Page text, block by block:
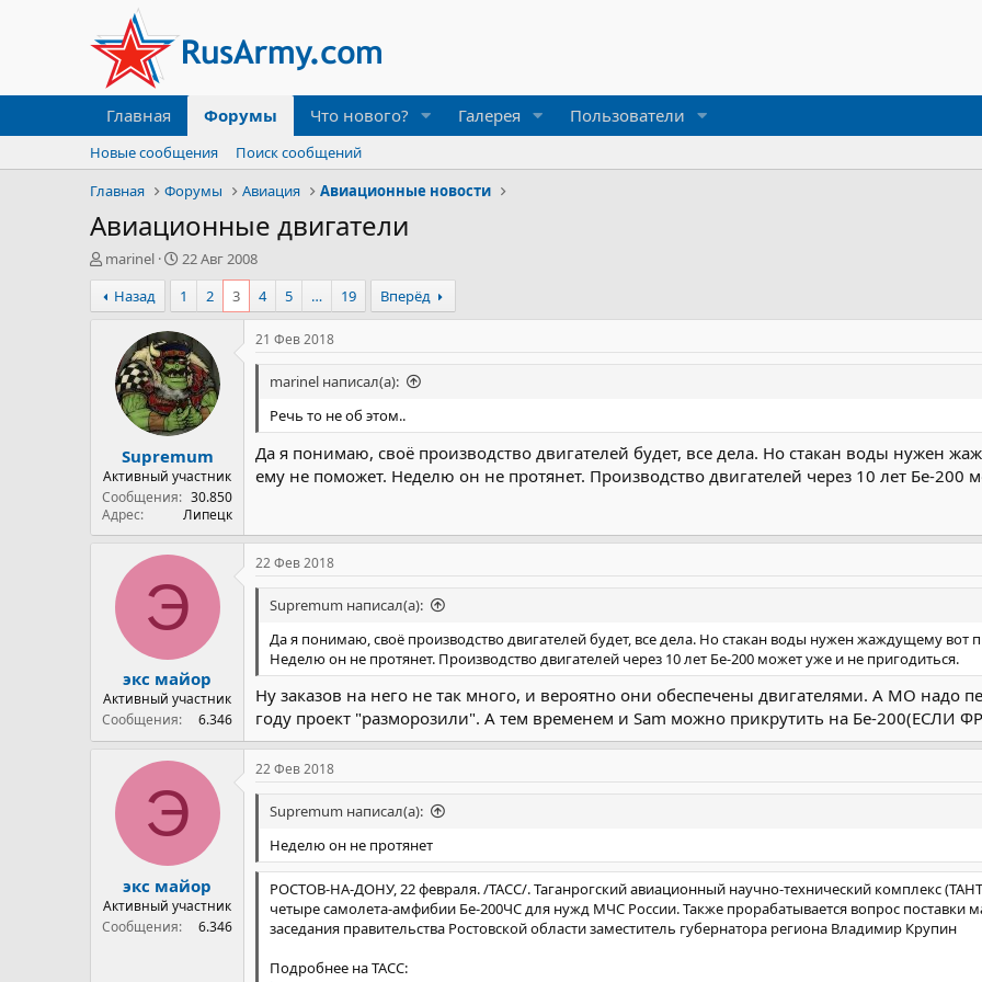
Главная Форумы Что нового? Галерея Пользователи
Новые сообщения
Поиск сообщений
Главная
Форумы Авиация Авиационные новости
Авиационные двигатели
А
в
т
о
marinel
Д
а
т
а
н
а
ч
а
л
а
22 Авг 2008
Назад
1 2 3 4 5 … 19 Вперёд
Supremum
Активный участник
Сообщения
30.850
Адрес
Липецк
21 Фев 2018
marinel написал(а):
Речь то не об этом..
Да я понимаю, своё производство двигателей будет, все дела. Но стакан воды нужен
ему не поможет. Неделю он не протянет. Производство двигателей через 10 лет Бе-200
Э
экс майор
Активный участник
Сообщения
6.346
22 Фев 2018
Supremum написал(а):
Да я понимаю, своё производство двигателей будет, все дела. Но стакан воды нужен жаждущему
Неделю он не протянет. Производство двигателей через 10 лет Бе-200 может уже и не пригодиться.
Ну заказов на него не так много, и вероятно они обеспечены двигателями. А МО надо
году проект "разморозили". А тем временем и Sam можно прикрутить на Бе-200(ЕСЛИ
Э
экс майор
Активный участник
Сообщения
6.346
22 Фев 2018
Supremum написал(а):
Неделю он не протянет
РОСТОВ-НА-ДОНУ, 22 февраля. /ТАСС/. Таганрогский авиационный научно-технический комплекс
четыре самолета-амфибии Бе-200ЧС для нужд МЧС России. Также прорабатывается вопрос
заседания правительства Ростовской области заместитель губернатора региона Владимир Крупин
Подробнее на ТАСС: